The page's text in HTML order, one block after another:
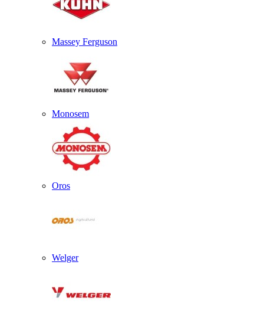
Massey Ferguson
Monosem
Oros
Welger